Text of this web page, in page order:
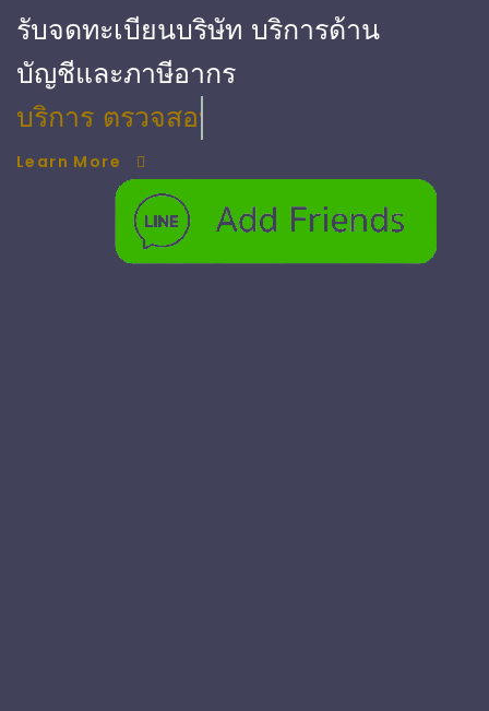
รับจดทะเบียนบริษัท บริการด้าน
บัญชีและภาษีอากร
บริการ ตรวจสอบบัญชี
Learn More